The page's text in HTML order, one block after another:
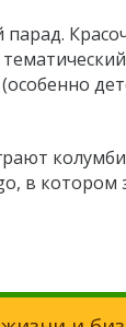
парад.
в котором